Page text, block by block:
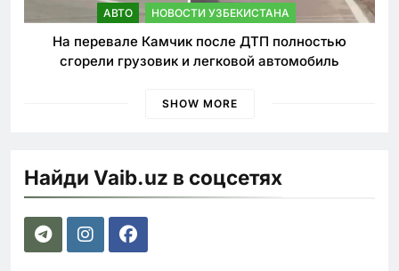
АВТО НОВОСТИ УЗБЕКИСТАНА
На перевале Камчик после ДТП полностью
сгорели грузовик и легковой автомобиль
SHOW MORE
Найди Vaib.uz в соцсетях